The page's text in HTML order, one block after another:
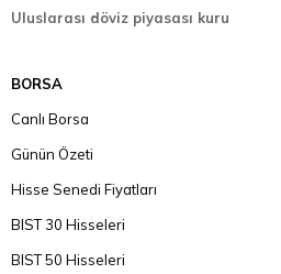
Uluslarası döviz piyasası kuru
BORSA
Canlı Borsa
Günün Özeti
Hisse Senedi Fiyatları
BIST 30 Hisseleri
BIST 50 Hisseleri